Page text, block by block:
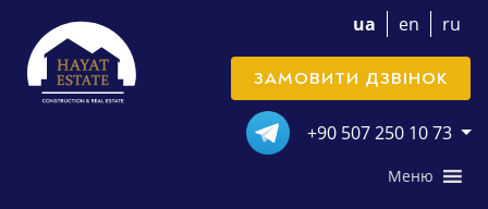
ua en ru
+90 507 250 10 73
ЗАМОВИТИ ДЗВІНОК
Меню